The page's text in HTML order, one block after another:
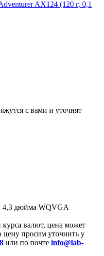
с вами и уточнят
4,3 дюйма WQVGA
валют, цена может
цену просим уточнить у
или по почте info@lab-